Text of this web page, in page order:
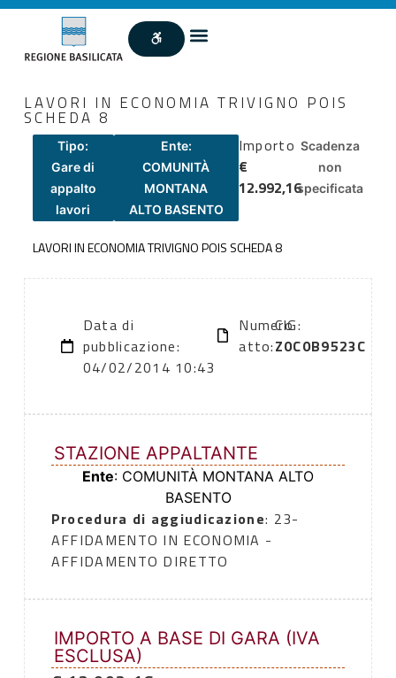
LAVORI IN ECONOMIA TRIVIGNO POIS
SCHEDA 8
Tipo:
Gare di
appalto
lavori
Ente:
COMUNITÀ
MONTANA
ALTO BASENTO
Importo
€
12.992,16
Scadenza
non
specificata
LAVORI IN ECONOMIA TRIVIGNO POIS SCHEDA 8
Data di
pubblicazione:
04/02/2014 10:43
Numero
atto:
CIG:
Z0C0B9523C
STAZIONE APPALTANTE
Ente: COMUNITÀ MONTANA ALTO
BASENTO
Procedura di aggiudicazione: 23-
AFFIDAMENTO IN ECONOMIA -
AFFIDAMENTO DIRETTO
IMPORTO A BASE DI GARA (IVA
ESCLUSA)